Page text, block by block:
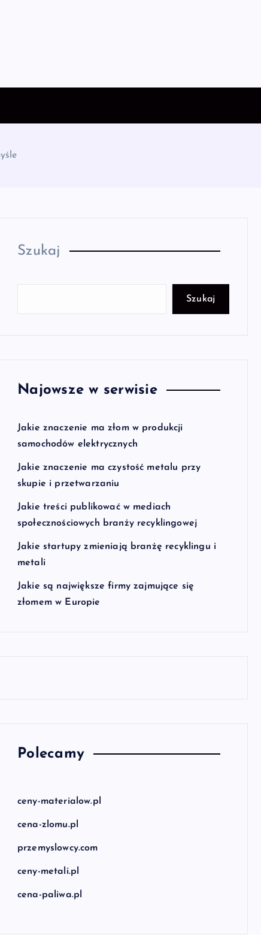
Szukaj
Szukaj
Najowsze w serwisie
Jakie znaczenie ma złom w produkcji
samochodów elektrycznych
Jakie znaczenie ma czystość metalu przy
skupie i przetwarzaniu
Jakie treści publikować w mediach
społecznościowych branży recyklingowej
Jakie startupy zmieniają branżę recyklingu i
metali
Jakie są największe firmy zajmujące się
złomem w Europie
Polecamy
ceny-materialow.pl
cena-zlomu.pl
przemyslowcy.com
ceny-metali.pl
cena-paliwa.pl